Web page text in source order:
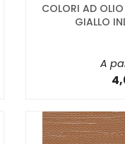
COLORI AD
GIALLO
A